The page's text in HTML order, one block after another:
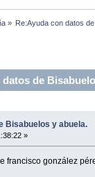
» Re:Ayuda con datos
de
Bisabuelos y abuela.
»
francisco gonzález